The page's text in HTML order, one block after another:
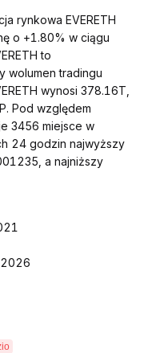
rynkowa EVERETH
o +1.80% w ciągu
to
tradingu
wynosi 378.16T,
Pod względem
3456 miejsce w
24 godzin najwyższy
a najniższy